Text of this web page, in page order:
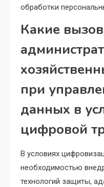
обработки
Какие
при
данных в
цифровой
В условиях
необходимостью
технологий защиты,